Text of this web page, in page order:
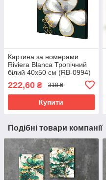
Картина за номерами
Riviera Blanca Тропічний
білий 40x50 см (RB-0994)
222,60 ₴ 318 ₴
Купити
Подібні товари компанії